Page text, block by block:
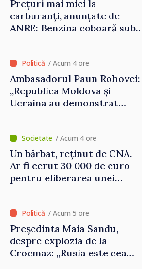
Prețuri mai mici la
carburanți, anunțate de
ANRE: Benzina coboară sub
/ Acum 4 ore
Ambasadorul Paun Rohovei:
„Republica Moldova și
Ucraina au demonstrat
europeană”/ Acum 4 ore
Un bărbat, reținut de CNA.
Ar fi cerut 30 000 de euro
pentru eliberarea unei
/ Acum 5 ore
Președinta Maia Sandu,
despre explozia de la
Crocmaz: „Rusia este cea